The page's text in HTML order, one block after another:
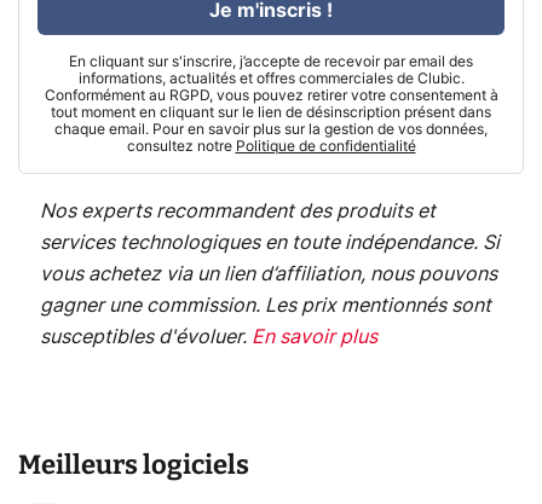
En cliquant sur s'inscrire, j’accepte de recevoir par email des
informations, actualités et offres commerciales de Clubic.
Conformément au RGPD, vous pouvez retirer votre consentement à
tout moment en cliquant sur le lien de désinscription présent dans
chaque email. Pour en savoir plus sur la gestion de vos données,
consultez notre Politique de confidentialité
Je m'inscris !
Nos experts recommandent des produits et
services technologiques en toute indépendance. Si
vous achetez via un lien d’affiliation, nous pouvons
gagner une commission. Les prix mentionnés sont
susceptibles d'évoluer. En savoir plus
Meilleurs logiciels